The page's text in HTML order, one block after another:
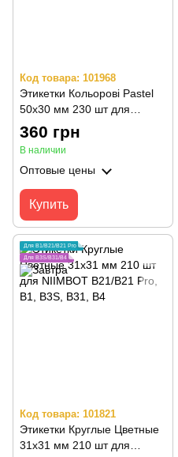
Код товара: 101968
Этикетки Кольорові Pastel
50х30 мм 230 шт для
NIIMBOT B21/B21 Pro, B1,
B3S, B31, B4
360 грн
В наличии
Оптовые цены
Купить
Для B1/B21/B21 Pro
Для B3S/B31/B4
Код товара: 101821
Этикетки Круглые Цветные
31х31 мм 210 шт для